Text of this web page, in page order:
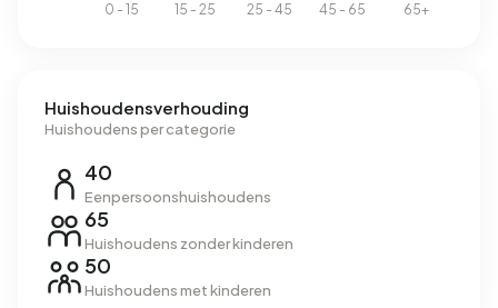
Huishoudensverhouding
Huishoudens per categorie
40
Eenpersoonshuishoudens
65
Huishoudens zonder kinderen
50
Huishoudens met kinderen